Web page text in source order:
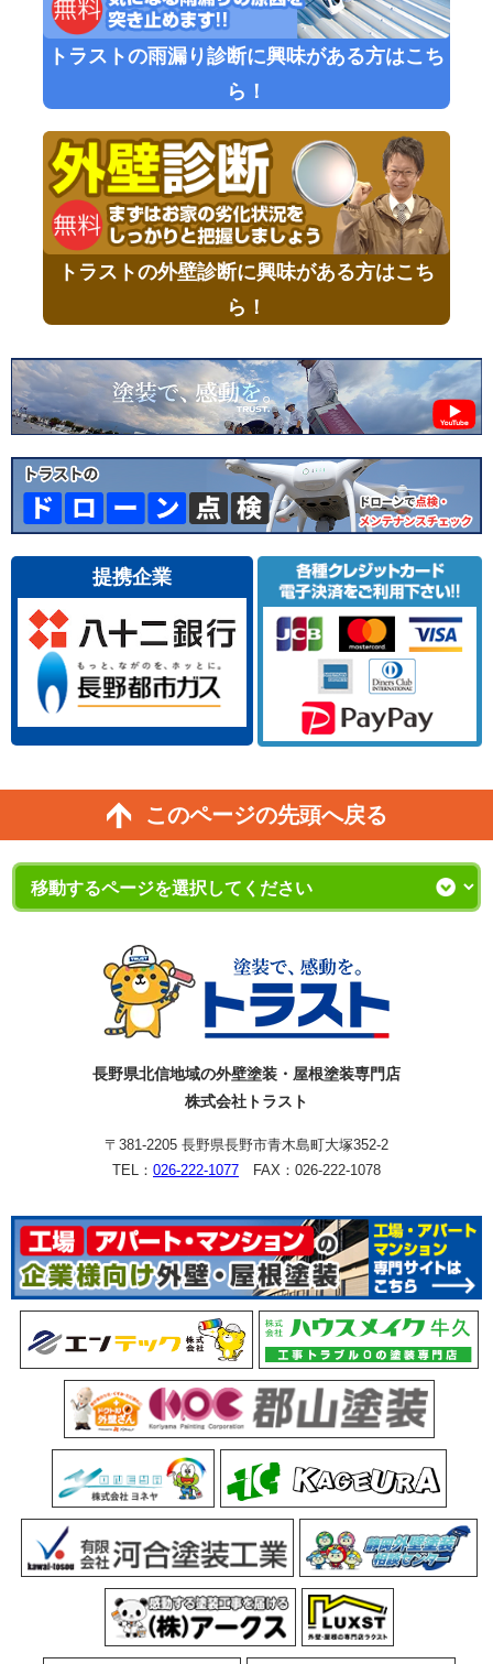
トラストの雨漏り診断に興味がある方はこち
ら！
トラストの外壁診断に興味がある方はこち
ら！
提携企業
このページの先頭へ戻る
長野県北信地域の外壁塗装・屋根塗装専門店
株式会社トラスト
〒381-2205 長野県長野市青木島町大塚352-2
TEL： 026-222-1077 FAX：026-222-1078